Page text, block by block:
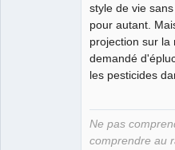
style de vie
pour autant.
projection sur la
demandé
les pesticides
Ne pas
comprendre au